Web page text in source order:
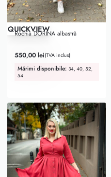
QUICKVIEW
Rochia DORINA albastră
Evaluat la 5.00din 5
550,00 lei(TVA inclus)
Mărimi disponibile: 34, 40, 52,
54